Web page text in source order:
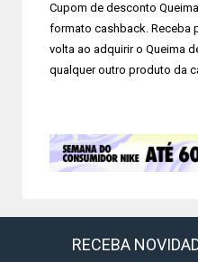
Cupom de desconto
formato cashback. Receba
volta ao adquirir o Queima
qualquer outro produto da
RECEBA